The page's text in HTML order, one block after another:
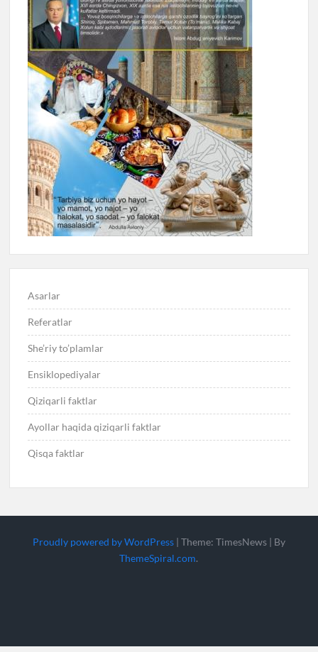
Asarlar
Referatlar
She’riy to’plamlar
Ensiklopediyalar
Qiziqarli faktlar
Ayollar haqida qiziqarli faktlar
Qisqa faktlar
Proudly powered by WordPress | Theme: TimesNews | By
ThemeSpiral.com.